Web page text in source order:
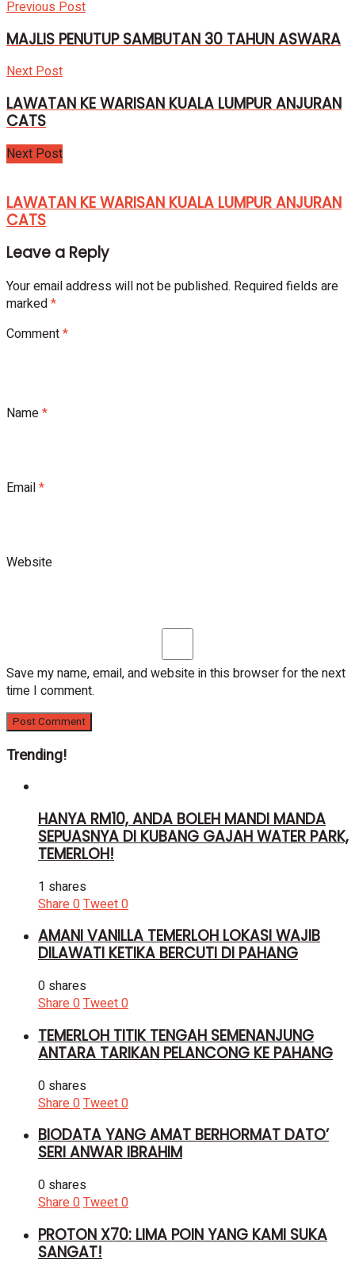
Previous Post
MAJLIS PENUTUP SAMBUTAN 30 TAHUN ASWARA
Next Post
LAWATAN KE WARISAN KUALA LUMPUR ANJURAN
CATS
Next Post
LAWATAN KE WARISAN KUALA LUMPUR ANJURAN
CATS
Leave a Reply
Your email address will not be published. Required fields are
marked*
Comment*
Name*
Email*
Website
Save my name, email, and website in this browser for the next
time I comment.
Trending!
HANYA RM10, ANDA BOLEH MANDI MANDA
SEPUASNYA DI KUBANG GAJAH WATER PARK,
TEMERLOH!
1 shares
Share0Tweet0
AMANI VANILLA TEMERLOH LOKASI WAJIB
DILAWATI KETIKA BERCUTI DI PAHANG
0 shares
Share0Tweet0
TEMERLOH TITIK TENGAH SEMENANJUNG
ANTARA TARIKAN PELANCONG KE PAHANG
0 shares
Share0Tweet0
BIODATA YANG AMAT BERHORMAT DATO’
SERI ANWAR IBRAHIM
0 shares
Share0Tweet0
PROTON X70: LIMA POIN YANG KAMI SUKA
SANGAT!